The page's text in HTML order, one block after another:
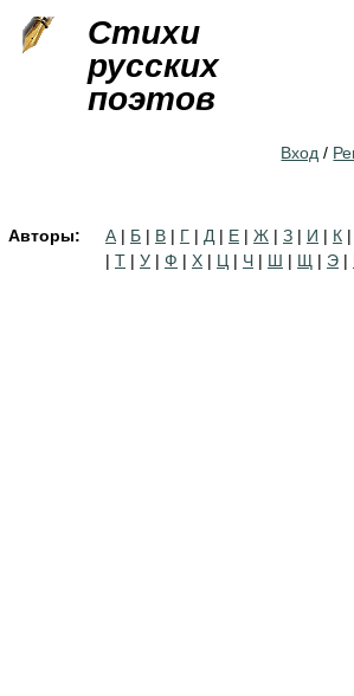
Стихи
русских
поэтов
Вход /
Авторы: А | Б | В | Г | Д | Е | Ж | З | И | К |
| Т | У | Ф | Х | Ц | Ч | Ш | Щ | Э |